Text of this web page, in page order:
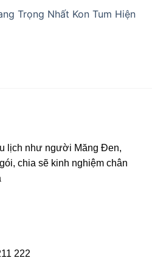
Trọng Nhất Kon Tum Hiện
lịch như người Măng Đen,
chia sẽ kinh nghiệm chân
222